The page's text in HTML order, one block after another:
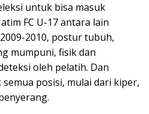
untuk bisa masuk
FC U-17 antara lain
2010, postur tubuh,
mumpuni, fisik dan
oleh pelatih. Dan
posisi, mulai dari kiper,